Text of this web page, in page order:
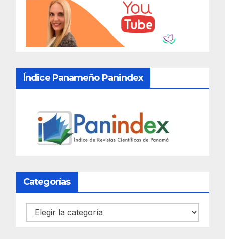
Índice Panameño Panindex
Categorías
Categorías